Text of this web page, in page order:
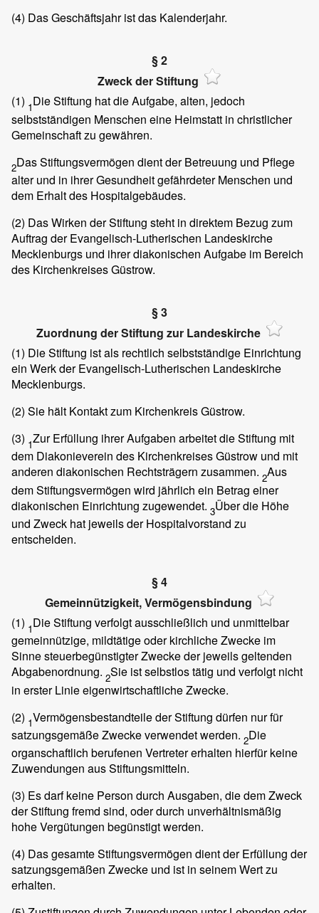
(4) Das Geschäftsjahr ist das Kalenderjahr.
§ 2
Zweck der Stiftung
(1) 1Die Stiftung hat die Aufgabe, alten, jedoch
selbstständigen Menschen eine Heimstatt in christlicher
Gemeinschaft zu gewähren.
2Das Stiftungsvermögen dient der Betreuung und Pflege
alter und in ihrer Gesundheit gefährdeter Menschen und
dem Erhalt des Hospitalgebäudes.
(2) Das Wirken der Stiftung steht in direktem Bezug zum
Auftrag der Evangelisch-Lutherischen Landeskirche
Mecklenburgs und ihrer diakonischen Aufgabe im Bereich
des Kirchenkreises Güstrow.
§ 3
Zuordnung der Stiftung zur Landeskirche
(1) Die Stiftung ist als rechtlich selbstständige Einrichtung
ein Werk der Evangelisch-Lutherischen Landeskirche
Mecklenburgs.
(2) Sie hält Kontakt zum Kirchenkreis Güstrow.
(3) 1Zur Erfüllung ihrer Aufgaben arbeitet die Stiftung mit
dem Diakonieverein des Kirchenkreises Güstrow und mit
anderen diakonischen Rechtsträgern zusammen. 2Aus
dem Stiftungsvermögen wird jährlich ein Betrag einer
diakonischen Einrichtung zugewendet. 3Über die Höhe
und Zweck hat jeweils der Hospitalvorstand zu
entscheiden.
§ 4
Gemeinnützigkeit, Vermögensbindung
(1) 1Die Stiftung verfolgt ausschließlich und unmittelbar
gemeinnützige, mildtätige oder kirchliche Zwecke im
Sinne steuerbegünstigter Zwecke der jeweils geltenden
Abgabenordnung. 2Sie ist selbstlos tätig und verfolgt nicht
in erster Linie eigenwirtschaftliche Zwecke.
(2) 1Vermögensbestandteile der Stiftung dürfen nur für
satzungsgemäße Zwecke verwendet werden. 2Die
organschaftlich berufenen Vertreter erhalten hierfür keine
Zuwendungen aus Stiftungsmitteln.
(3) Es darf keine Person durch Ausgaben, die dem Zweck
der Stiftung fremd sind, oder durch unverhältnismäßig
hohe Vergütungen begünstigt werden.
(4) Das gesamte Stiftungsvermögen dient der Erfüllung der
satzungsgemäßen Zwecke und ist in seinem Wert zu
erhalten.